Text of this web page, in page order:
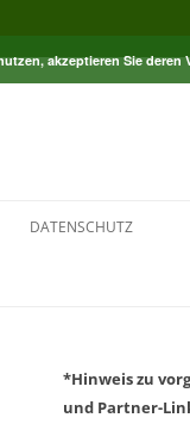
DATENSCHUTZ
*Hinweis zu
und Partner-
akzeptieren Sie